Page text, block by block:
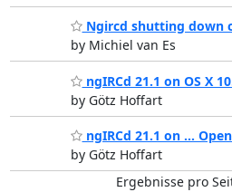
Ngircd shutting down
by Michiel van Es
ngIRCd 21.1 on OS X
by Götz Hoffart
ngIRCd 21.1 on …
by Götz Hoffart
Ergebnisse pro